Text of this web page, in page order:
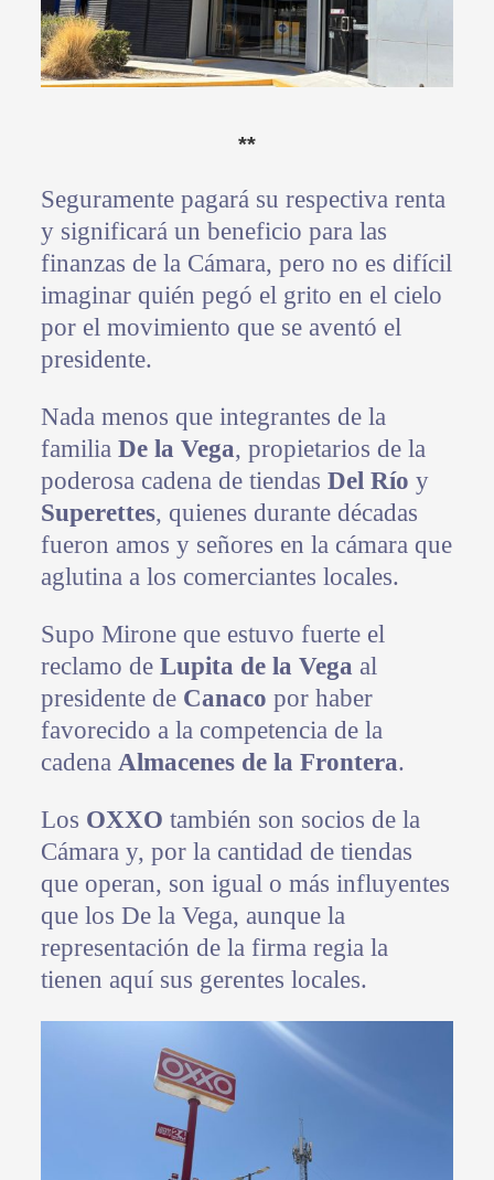
**
Seguramente pagará su respectiva renta
y significará un beneficio para las
finanzas de la Cámara, pero no es difícil
imaginar quién pegó el grito en el cielo
por el movimiento que se aventó el
presidente.
Nada menos que integrantes de la
familia De la Vega, propietarios de la
poderosa cadena de tiendas Del Río y
Superettes, quienes durante décadas
fueron amos y señores en la cámara que
aglutina a los comerciantes locales.
Supo Mirone que estuvo fuerte el
reclamo de Lupita de la Vega al
presidente de Canaco por haber
favorecido a la competencia de la
cadena Almacenes de la Frontera.
Los OXXO también son socios de la
Cámara y, por la cantidad de tiendas
que operan, son igual o más influyentes
que los De la Vega, aunque la
representación de la firma regia la
tienen aquí sus gerentes locales.